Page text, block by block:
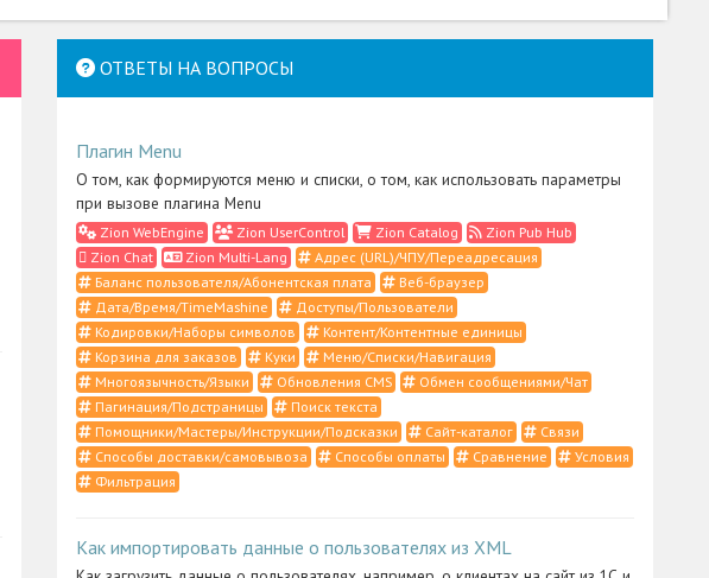
ОТВЕТЫ НА ВОПРОСЫ
Плагин Menu
О том, как формируются меню и списки, о том, как использовать параметры
при вызове плагина Menu
Zion WebEngine Zion UserControl Zion Catalog
Zion Pub Hub
Zion Chat
Zion Multi-Lang
Адрес (URL)/ЧПУ/Переадресация
Баланс пользователя/Абонентская плата
Веб-браузер
Дата/Время/TimeMashine
Доступы/Пользователи
Кодировки/Наборы символов
Контент/Контентные единицы
Корзина для заказов
Куки
Меню/Списки/Навигация
Многоязычность/Языки
Обновления CMS
Обмен сообщениями/Чат
Пагинация/Подстраницы
Поиск текста
Помощники/Мастеры/Инструкции/Подсказки
Сайт-каталог
Связи
Способы доставки/самовывоза
Способы оплаты Сравнение
Условия
Фильтрация
Как импортировать данные о пользователях из XML